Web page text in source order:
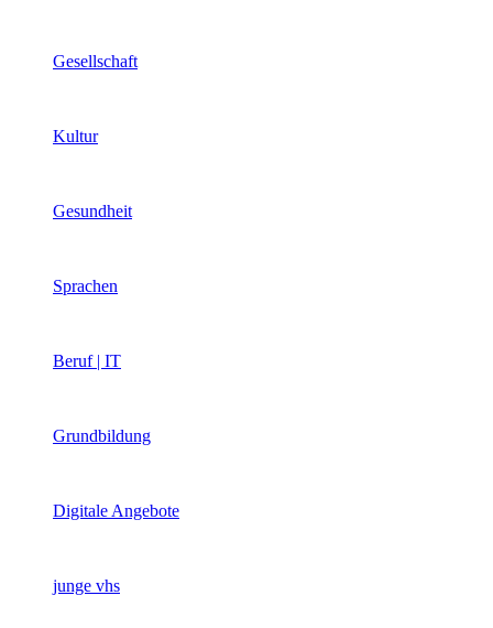
Gesellschaft
Kultur
Gesundheit
Sprachen
Beruf | IT
Grundbildung
Digitale Angebote
junge vhs